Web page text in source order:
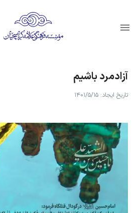
آزادمرد باشیم
تاریخ ایجاد: ۱۴۰۱/۵/۱۵